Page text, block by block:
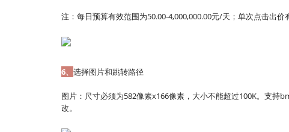
注：每日预算有效范围为50.00-4,000,000.00元/天；单次点击出价
6、 选择图片和跳转路径
图片：尺寸必须为582像素x166像素，大小不能超过100K。支持
改。